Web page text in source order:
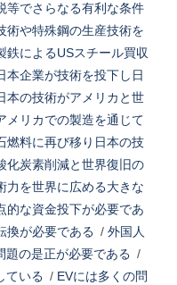
等でさらなる有利な条件
術や特殊鋼の生産技術を
鉄によるUSスチール買収
本企業が技術を投下し日
本の技術がアメリカと世
メリカでの製造を通じて
燃料に再び移り日本の技
化炭素削減と世界復旧の
力を世界に広める大きな
的な資金投下が必要であ
換が必要である / 外国人
題の是正が必要である /
ている / EVには多くの問